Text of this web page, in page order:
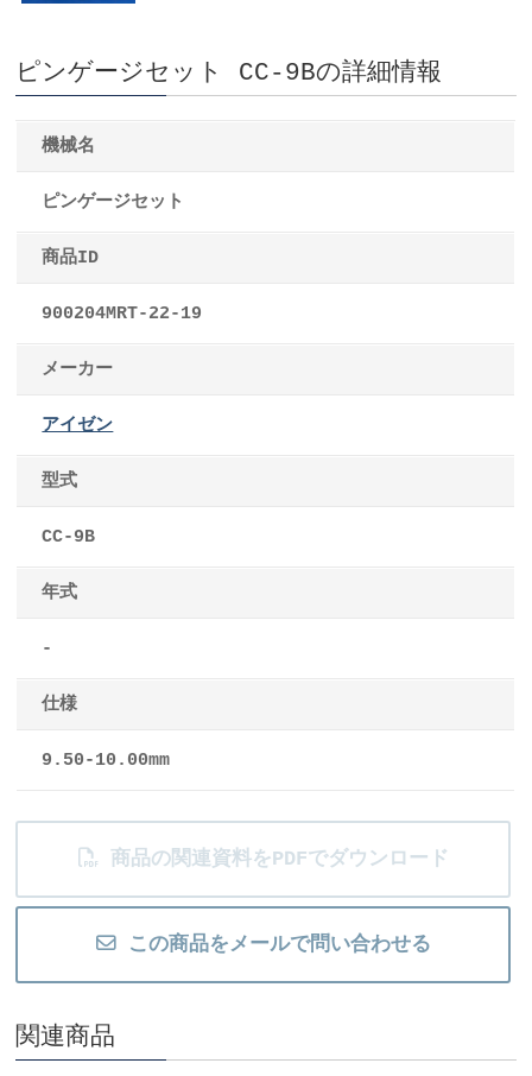
ピンゲージセット CC-9Bの詳細情報
機械名
ピンゲージセット
商品ID
900204MRT-22-19
メーカー
アイゼン
型式
CC-9B
年式
-
仕様
9.50-10.00mm
商品の関連資料をPDFでダウンロード
この商品をメールで問い合わせる
関連商品